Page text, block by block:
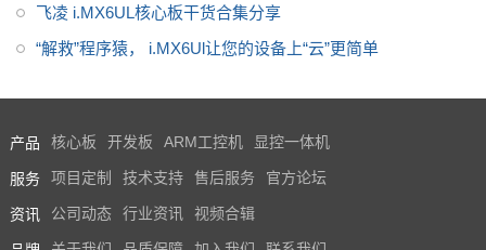
飞凌 i.MX6UL核心板干货合集分享
“解救”程序猿， i.MX6Ul让您的设备上“云”更简单
产品 核心板 开发板 ARM工控机 显控一体机
服务 项目定制 技术支持 售后服务 官方论坛
资讯 公司动态 行业资讯 视频合辑